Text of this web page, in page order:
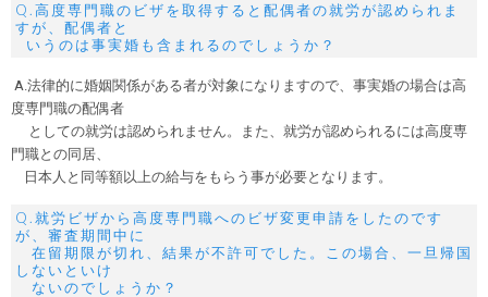
Q.高度専門職のビザを取得すると配偶者の就労が認められま
すが、配偶者と
いうのは事実婚も含まれるのでしょうか？
A.法律的に婚姻関係がある者が対象になりますので、事実婚の場合は高
度専門職の配偶者
としての就労は認められません。また、就労が認められるには高度専
門職との同居、
日本人と同等額以上の給与をもらう事が必要となります。
Q.就労ビザから高度専門職へのビザ変更申請をしたのです
が、審査期間中に
在留期限が切れ、結果が不許可でした。この場合、一旦帰国
しないといけ
ないのでしょうか？